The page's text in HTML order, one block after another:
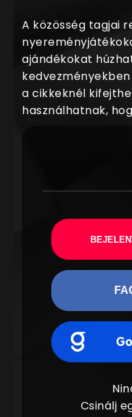
A közösség tagjai
ajándékokat
a cikkeknél
használhatnak,
Csinálj